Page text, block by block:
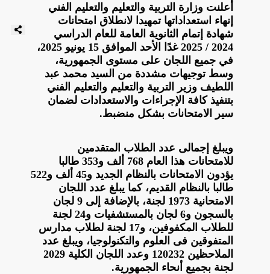
أعلنت وزارة التربية والتعليم والتعليم الفني
إنهاء استعداداتها تمهيدا لانطلاق امتحانات
شهادة إتمام الثانوية العامة للعام الدراسي
2024 / 2025 غدًا الأحد الموافق 15 يونيو 2025،
في جميع اللجان على مستوى الجمهورية،
وسط توجيهات مشددة من السيد محمد عبد
اللطيف وزير التربية والتعليم والتعليم الفني
بتنفيذ كافة الإجراءات والاستعدادات لضمان
سير الامتحانات بشكل منضبط.
ويبلغ إجمالى عدد الطلاب المتقدمين
للامتحانات هذا العام 768 ألف و353 طالبا
يؤدون الامتحانات بالنظام الجديد و45 ألف و522
طالبا بالنظام القديم، كما يبلغ عدد اللجان
الامتحانية 1973 لجنة، بالإضافة إلى 9 لجان
بالسجون و6 لجان بالمستشفيات و24 لجنة
للطلاب المكفوفين، و17 لجنة لطلاب مدارس
المتفوقين فى العلوم والتكنولوجيا، ويبلغ عدد
الملاحظين 120232 وعدد اللجان الكلية 2029
لجنة بجميع أنحاء الجمهورية.